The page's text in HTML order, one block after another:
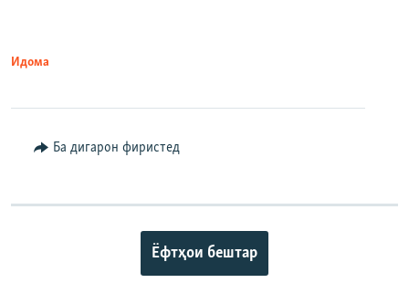
Идома
Ба дигарон фиристед
Ёфтҳои бештар